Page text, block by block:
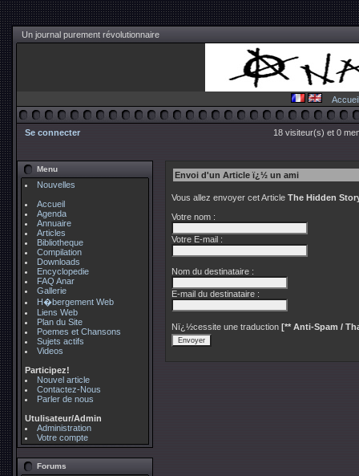
Un journal purement révolutionnaire
Accueil
Se connecter 18 visiteur(s) et 0
Menu
Nouvelles
Accueil
Agenda
Annuaire
Articles
Bibliotheque
Compilation
Downloads
Encyclopedie
FAQ Anar
Gallerie
H�bergement Web
Liens Web
Plan du Site
Poemes et Chansons
Sujets actifs
Videos
Participez!
Nouvel article
Contactez-Nous
Parler de nous
Utulisateur/Admin
Administration
Votre compte
Forums
Envoi d'un Article ï¿½ un ami
Vous allez envoyer cet Article The Hidden
Votre nom :
Votre E-mail :
Nom du destinataire :
E-mail du destinataire :
Nï¿½cessite une traduction [** Anti-Spam /